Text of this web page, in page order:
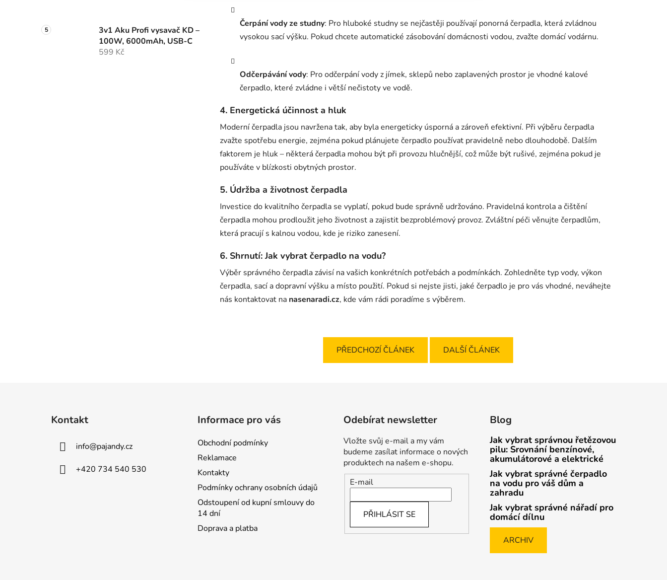
3v1 Aku Profi vysavač KD –
100W, 6000mAh, USB-C
599 Kč
Čerpání vody ze studny: Pro hluboké studny se nejčastěji používají ponorná čerpadla, která zvládnou
vysokou sací výšku. Pokud chcete automatické zásobování domácnosti vodou, zvažte domácí vodárnu.
Odčerpávání vody: Pro odčerpání vody z jímek, sklepů nebo zaplavených prostor je vhodné kalové
čerpadlo, které zvládne i větší nečistoty ve vodě.
4. Energetická účinnost a hluk
Moderní čerpadla jsou navržena tak, aby byla energeticky úsporná a zároveň efektivní. Při výběru čerpadla
zvažte spotřebu energie, zejména pokud plánujete čerpadlo používat pravidelně nebo dlouhodobě. Dalším
faktorem je hluk – některá čerpadla mohou být při provozu hlučnější, což může být rušivé, zejména pokud je
používáte v blízkosti obytných prostor.
5. Údržba a životnost čerpadla
Investice do kvalitního čerpadla se vyplatí, pokud bude správně udržováno. Pravidelná kontrola a čištění
čerpadla mohou prodloužit jeho životnost a zajistit bezproblémový provoz. Zvláštní péči věnujte čerpadlům,
která pracují s kalnou vodou, kde je riziko zanesení.
6. Shrnutí: Jak vybrat čerpadlo na vodu?
Výběr správného čerpadla závisí na vašich konkrétních potřebách a podmínkách. Zohledněte typ vody, výkon
čerpadla, sací a dopravní výšku a místo použití. Pokud si nejste jisti, jaké čerpadlo je pro vás vhodné, neváhejte
nás kontaktovat na nasenaradi.cz, kde vám rádi poradíme s výběrem.
PŘEDCHOZÍ ČLÁNEK DALŠÍ ČLÁNEK
Kontakt
info@pajandy.cz
+420 734 540 530
Informace pro vás
Obchodní podmínky
Reklamace
Kontakty
Podmínky ochrany osobních údajů
Odstoupení od kupní smlouvy do
14 dní
Doprava a platba
Odebírat newsletter
Vložte svůj e-mail a my vám
budeme zasílat informace o nových
produktech na našem e-shopu.
E-mail
PŘIHLÁSIT SE
Blog
Jak vybrat správnou řetězovou
pilu: Srovnání benzínové,
akumulátorové a elektrické
Jak vybrat správné čerpadlo
na vodu pro váš dům a
zahradu
Jak vybrat správné nářadí pro
domácí dílnu
ARCHIV